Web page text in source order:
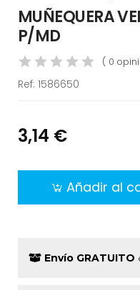
MUÑEQUERA
P/MD
( 0
Ref: 1586650
3,14 €
Añadir al
Envío GRATUITO